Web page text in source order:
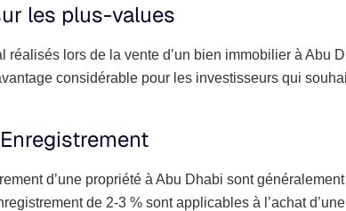
les plus-values
réalisés lors de la vente d’un bien immobilier à Abu
considérable pour les investisseurs qui
d’une propriété à Abu Dhabi sont
de 2-3 % sont applicables à l’achat